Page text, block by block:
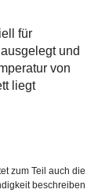
für
ausgelegt und
von
liegt
zum Teil auch die
beschreiben